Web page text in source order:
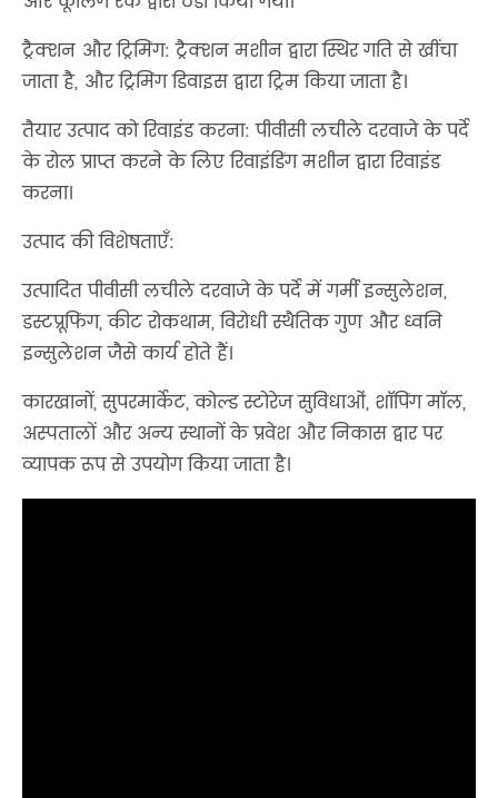
ट्रैक्शन और ट्रिमिंग: ट्रैक्शन मशीन द्वारा स्थिर गति से खींचा
जाता है, और ट्रिमिंग डिवाइस द्वारा ट्रिम किया जाता है।
तैयार उत्पाद को रिवाइंड करना: पीवीसी लचीले दरवाजे के पर्दे
के रोल प्राप्त करने के लिए रिवाइंडिंग मशीन द्वारा रिवाइंड
करना।
उत्पाद की विशेषताएँ:
उत्पादित पीवीसी लचीले दरवाजे के पर्दे में गर्मी इन्सुलेशन,
डस्टप्रूफिंग, कीट रोकथाम, विरोधी स्थैतिक गुण और ध्वनि
इन्सुलेशन जैसे कार्य होते हैं।
कारखानों, सुपरमार्केट, कोल्ड स्टोरेज सुविधाओं, शॉपिंग मॉल,
अस्पतालों और अन्य स्थानों के प्रवेश और निकास द्वार पर
व्यापक रूप से उपयोग किया जाता है।